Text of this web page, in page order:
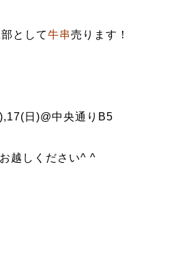
として牛串売ります！
日)@中央通りB5
越しください^ ^